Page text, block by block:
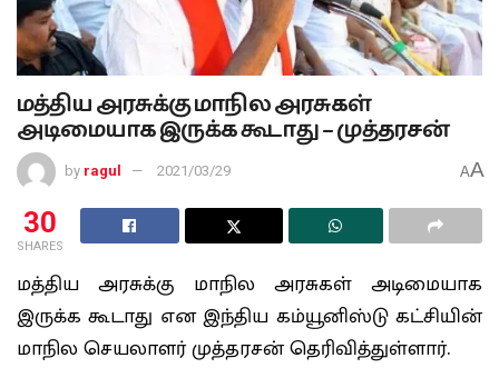
மத்திய அரசுக்கு மாநில அரசுகள்
அடிமையாக இருக்க கூடாது – முத்தரசன்
by ragul 2021/03/29 AA
30
SHARES
மத்திய அரசுக்கு மாநில அரசுகள் அடிமையாக
இருக்க கூடாது என இந்திய கம்யூனிஸ்டு கட்சியின்
மாநில செயலாளர் முத்தரசன் தெரிவித்துள்ளார்.